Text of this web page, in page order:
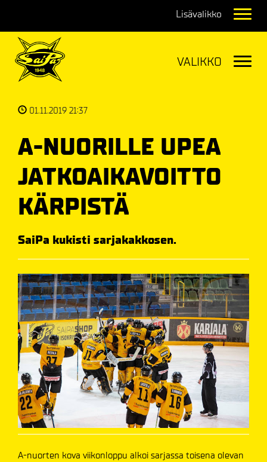
01.11.2019 21:37
A-NUORILLE UPEA
JATKOAIKAVOITTO
KÄRPISTÄ
SaiPa kukisti sarjakakkosen.
A-nuorten kova viikonloppu alkoi sarjassa toisena olevan